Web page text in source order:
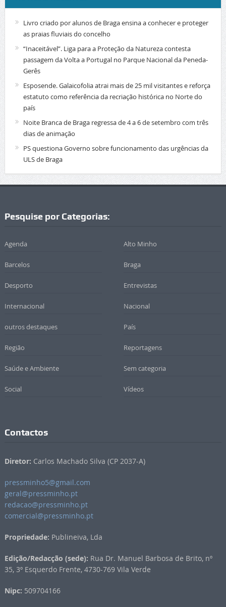
Livro criado por alunos de Braga ensina a conhecer e proteger
as praias fluviais do concelho
“Inaceitável”. Liga para a Proteção da Natureza contesta
passagem da Volta a Portugal no Parque Nacional da Peneda-
Gerês
Esposende. Galaicofolia atrai mais de 25 mil visitantes e reforça
estatuto como referência da recriação histórica no Norte do
país
Noite Branca de Braga regressa de 4 a 6 de setembro com três
dias de animação
PS questiona Governo sobre funcionamento das urgências da
ULS de Braga
Pesquise por Categorias:
Agenda Alto Minho
Barcelos Braga
Desporto Entrevistas
Internacional Nacional
outros destaques País
Região Reportagens
Saúde e Ambiente Sem categoria
Social Vídeos
Contactos
Diretor: Carlos Machado Silva (CP 2037-A)
pressminho5@gmail.com
geral@pressminho.pt
redacao@pressminho.pt
comercial@pressminho.pt
Propriedade: Publineiva, Lda
Edição/Redacção (sede): Rua Dr. Manuel Barbosa de Brito, nº
35, 3º Esquerdo Frente, 4730-769 Vila Verde
Nipc: 509704166